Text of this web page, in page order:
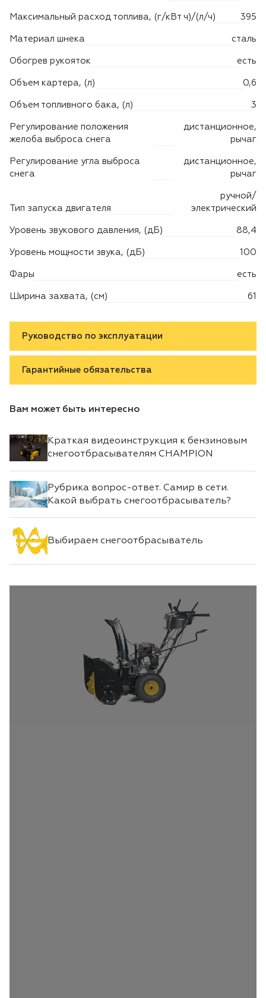
Максимальный расход топлива, (г/кВт ч)/(л/ч) 395
Материал шнека сталь
Обогрев рукояток есть
Объем картера, (л) 0,6
Объем топливного бака, (л) 3
Регулирование положения
желоба выброса снега
дистанционное,
рычаг
Регулирование угла выброса
снега
дистанционное,
рычаг
Тип запуска двигателя
ручной/
электрический
Уровень звукового давления, (дБ) 88,4
Уровень мощности звука, (дБ) 100
Фары есть
Ширина захвата, (см) 61
Руководство по эксплуатации
Гарантийные обязательства
Вам может быть интересно
Краткая видеоинструкция к бензиновым
снегоотбрасывателям CHAMPION
Рубрика вопрос-ответ. Самир в сети.
Какой выбрать снегоотбрасыватель?
Выбираем снегоотбрасыватель